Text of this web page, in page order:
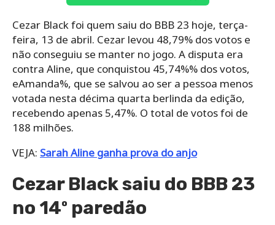
Cezar Black foi quem saiu do BBB 23 hoje, terça-
feira, 13 de abril. Cezar levou 48,79% dos votos e
não conseguiu se manter no jogo. A disputa era
contra Aline, que conquistou 45,74%% dos votos,
eAmanda%, que se salvou ao ser a pessoa menos
votada nesta décima quarta berlinda da edição,
recebendo apenas 5,47%. O total de votos foi de
188 milhões.
VEJA: Sarah Aline ganha prova do anjo
Cezar Black saiu do BBB 23
no 14º paredão